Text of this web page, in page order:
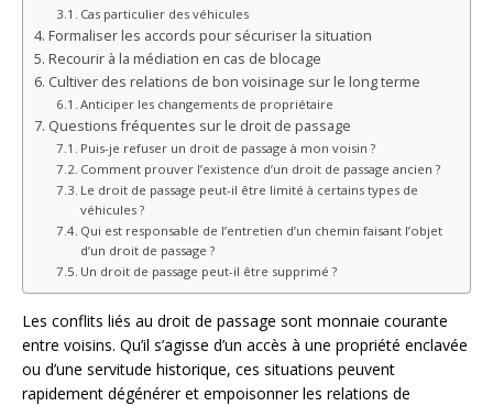
Cas particulier des véhicules
Formaliser les accords pour sécuriser la situation
Recourir à la médiation en cas de blocage
Cultiver des relations de bon voisinage sur le long terme
Anticiper les changements de propriétaire
Questions fréquentes sur le droit de passage
Puis-je refuser un droit de passage à mon voisin ?
Comment prouver l’existence d’un droit de passage ancien ?
Le droit de passage peut-il être limité à certains types de
véhicules ?
Qui est responsable de l’entretien d’un chemin faisant l’objet
d’un droit de passage ?
Un droit de passage peut-il être supprimé ?
Les conflits liés au droit de passage sont monnaie courante
entre voisins. Qu’il s’agisse d’un accès à une propriété enclavée
ou d’une servitude historique, ces situations peuvent
rapidement dégénérer et empoisonner les relations de